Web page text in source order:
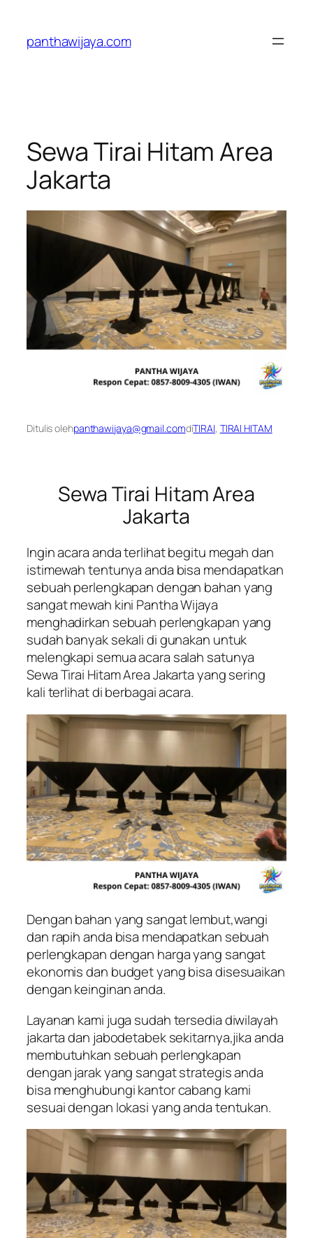
konten
panthawijaya.com
Sewa Tirai Hitam Area
Jakarta
Ditulis olehpanthawijaya@gmail.comdiTIRAI, TIRAI HITAM
Sewa Tirai Hitam Area
Jakarta
Ingin acara anda terlihat begitu megah dan
istimewah tentunya anda bisa mendapatkan
sebuah perlengkapan dengan bahan yang
sangat mewah kini Pantha Wijaya
menghadirkan sebuah perlengkapan yang
sudah banyak sekali di gunakan untuk
melengkapi semua acara salah satunya
Sewa Tirai Hitam Area Jakarta yang sering
kali terlihat di berbagai acara.
Dengan bahan yang sangat lembut,wangi
dan rapih anda bisa mendapatkan sebuah
perlengkapan dengan harga yang sangat
ekonomis dan budget yang bisa disesuaikan
dengan keinginan anda.
Layanan kami juga sudah tersedia diwilayah
jakarta dan jabodetabek sekitarnya,jika anda
membutuhkan sebuah perlengkapan
dengan jarak yang sangat strategis anda
bisa menghubungi kantor cabang kami
sesuai dengan lokasi yang anda tentukan.